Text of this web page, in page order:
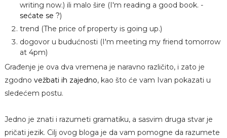
writing now.) ili malo šire (I'm reading a good book. -
sećate se ?)
trend (The price of property is going up.)
dogovor u budućnosti (I'm meeting my friend tomorrow
at 4pm)
Građenje je ova dva vremena je naravno različito, i zato je
zgodno vežbati ih zajedno, kao što će vam Ivan pokazati u
sledećem postu.
Jedno je znati i razumeti gramatiku, a sasvim druga stvar je
pričati jezik. Cilj ovog bloga je da vam pomogne da razumete